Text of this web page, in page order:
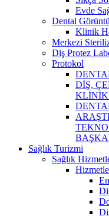
Evde
Dental
Klinik
Merkezi
Diş Protez
Protokol
DİŞ,
KLİNİK
Sağlık Turizmi
Sağlık